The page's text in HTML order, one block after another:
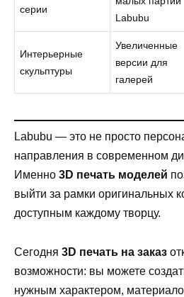
серии
Labubu
Интерьерные
скульптуры
Увеличенные
версии для
галерей
Labubu — это не просто
направления в современном
Именно 3D печать моделей
выйти за рамки оригинальных
доступным каждому творцу.
Сегодня 3D печать на заказ
возможности: вы можете
нужным характером,